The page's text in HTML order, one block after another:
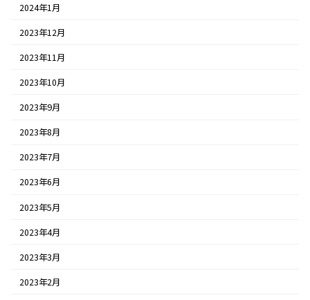
2024年1月
2023年12月
2023年11月
2023年10月
2023年9月
2023年8月
2023年7月
2023年6月
2023年5月
2023年4月
2023年3月
2023年2月